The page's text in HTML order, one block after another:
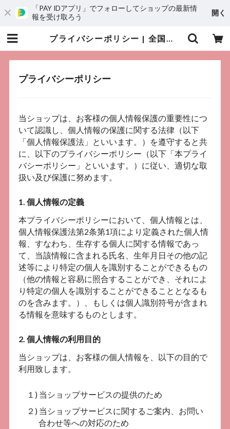
「PAY IDアプリ」でフォローしてショップの最新情
報を受け取ろう
開く
プライバシーポリシー | 全国理美容新聞〈リビシン〉-ONLINE SHOP
プライバシーポリシー
当ショップは、お客様の個人情報保護の重要性につ
いて認識し、個人情報の保護に関する法律（以下
「個人情報保護法」といいます。）を遵守すると共
に、以下のプライバシーポリシー（以下「本プライ
バシーポリシー」といいます。）に従い、適切な取
扱い及び保護に努めます。
1. 個人情報の定義
本プライバシーポリシーにおいて、個人情報とは、
個人情報保護法第2条第1項により定義された個人情
報、すなわち、生存する個人に関する情報であっ
て、当該情報に含まれる氏名、生年月日その他の記
述等により特定の個人を識別することができるもの
（他の情報と容易に照合することができ、それによ
り特定の個人を識別することができることとなるも
のを含みます。）、もしくは個人識別符号が含まれ
る情報を意味するものとします。
2. 個人情報の利用目的
当ショップは、お客様の個人情報を、以下の目的で
利用致します。
１) 当ショップサービスの提供のため
２) 当ショップサービスに関するご案内、お問い
合わせ等への対応のため